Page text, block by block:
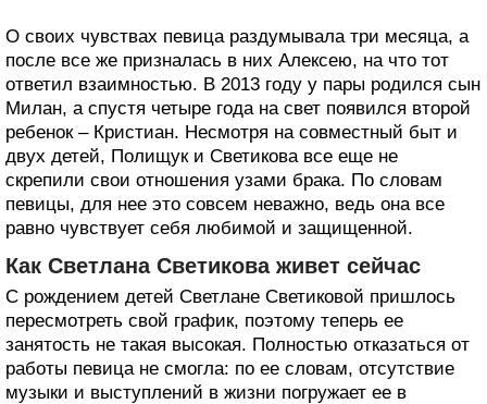
О своих чувствах певица раздумывала три месяца, а
после все же призналась в них Алексею, на что тот
ответил взаимностью. В 2013 году у пары родился сын
Милан, а спустя четыре года на свет появился второй
ребенок – Кристиан. Несмотря на совместный быт и
двух детей, Полищук и Светикова все еще не
скрепили свои отношения узами брака. По словам
певицы, для нее это совсем неважно, ведь она все
равно чувствует себя любимой и защищенной.
Как Светлана Светикова живет сейчас
С рождением детей Светлане Светиковой пришлось
пересмотреть свой график, поэтому теперь ее
занятость не такая высокая. Полностью отказаться от
работы певица не смогла: по ее словам, отсутствие
музыки и выступлений в жизни погружает ее в